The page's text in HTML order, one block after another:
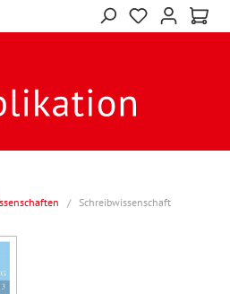
/ Schreibwissenschaft